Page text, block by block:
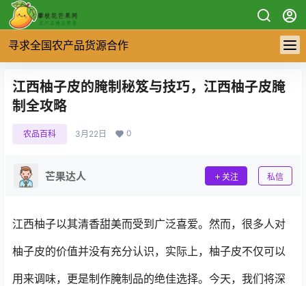
寻求全国农产品货源合作
江西柚子皮的腌制秘笈与技巧，江西柚子皮腌
制全攻略
农品百科 3月22日 0
芒果达人 关注 私信
江西柚子以其清香甜美而受到广泛喜爱。然而，很多人对
柚子皮的价值并没有充分认识，实际上，柚子皮不仅可以
用来调味，更是制作腌制品的绝佳选择。今天，我们将深